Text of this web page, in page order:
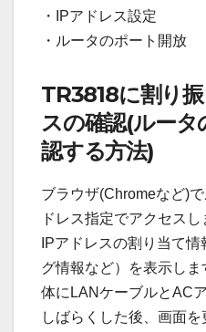
・IPアドレス設定
・ルータのポート開放
TR3818に割り
スの確認(ルー
認する方法)
ブラウザ(Chromeなど)
ドレス指定でアクセスし
IPアドレスの割り当て
グ情報など）を表示し
体にLANケーブルとAC
しばらくした後、画面